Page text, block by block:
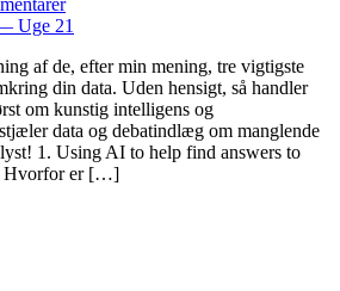
af de, efter min mening, tre vigtigste
din data. Uden hensigt, så handler
om kunstig intelligens og
data og debatindlæg om manglende
1. Using AI to help find answers to
Hvorfor er […]